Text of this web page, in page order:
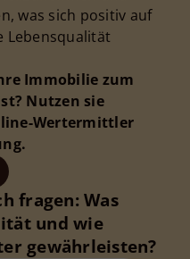
was sich positiv auf
Lebensqualität
Immobilie zum
Nutzen sie
Wertermittler
fragen: Was
und wie
gewährleisten?